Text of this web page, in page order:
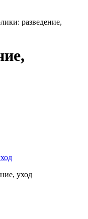
разведение,